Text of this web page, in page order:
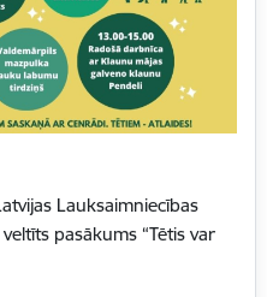
Lauksaimniecības
pasākums “Tētis var